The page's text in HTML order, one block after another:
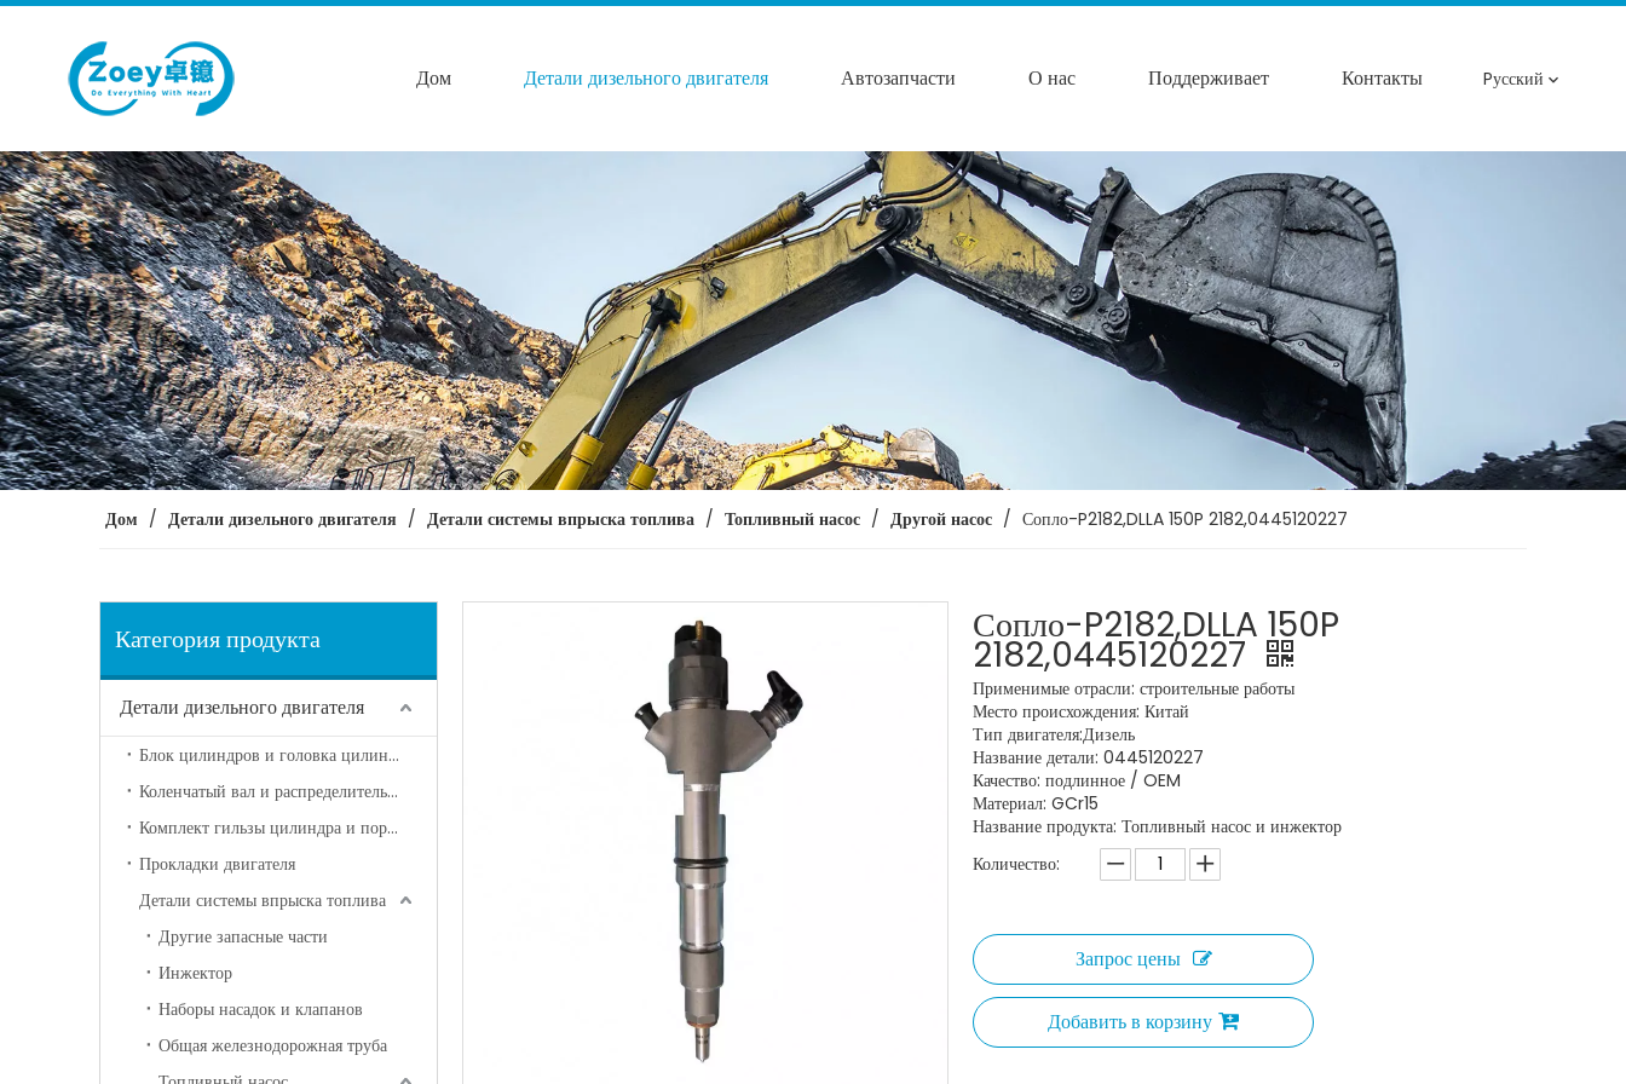
Дом Детали дизельного двигателя Автозапчасти О нас Поддерживает Контакты Pусский
Дом / Детали дизельного двигателя / Детали системы впрыска топлива / Топливный насос / Другой насос / Сопло-P2182,DLLA 150P 2182,0445120227
Категория продукта
Детали дизельного двигателя
Блок цилиндров и головка цилиндра
Коленчатый вал и распределительный вал
Комплект гильзы цилиндра и поршня
Прокладки двигателя
Детали системы впрыска топлива
Другие запасные части
Инжектор
Наборы насадок и клапанов
Общая железнодорожная труба
Сопло-P2182,DLLA 150P
2182,0445120227
Применимые отрасли: строительные работы
Место происхождения: Китай
Тип двигателя:Дизель
Название детали: 0445120227
Качество: подлинное / OEM
Материал: GCr15
Название продукта: Топливный насос и инжектор
Количество:
Запрос цены
Добавить в корзину